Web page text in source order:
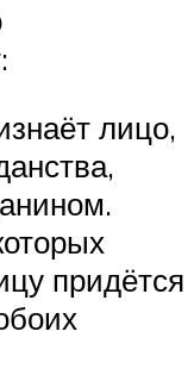
лицо,
придётся